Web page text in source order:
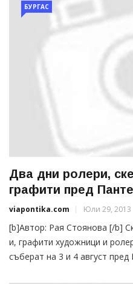
БУРГАС
Два дни ролери,
графити пред
viapontika.com Юли 29, 2013
[b]Автор: Рая Стоянова [/b]
и, графити художници и
съберат на 3 и 4 август пред